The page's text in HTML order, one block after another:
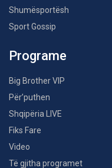
Shumësportësh
Sport Gossip
Programe
Big Brother VIP
Për’puthen
Shqipëria LIVE
Fiks Fare
Video
Të gjitha programet